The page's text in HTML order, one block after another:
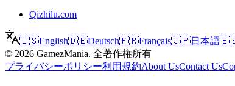
Qizhilu.com
🇺🇸English🇩🇪Deutsch🇫🇷Français🇯🇵日本語
© 2026 GamezMania. 全著作権所有
プライバシーポリシー利用規約About UsContact Us